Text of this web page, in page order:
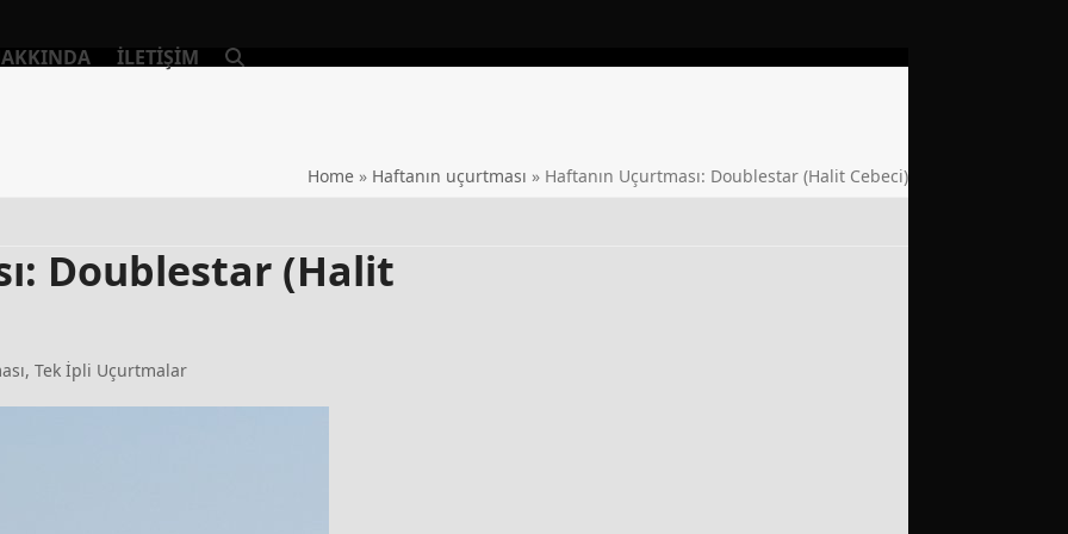
İLETIŞIM
Home » Haftanın uçurtması » Haftanın Uçurtması: Doublestar (Halit Cebeci)
Doublestar (Halit
, Tek İpli Uçurtmalar